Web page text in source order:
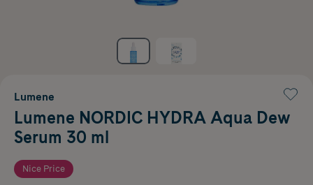
Lumene
Lumene NORDIC HYDRA Aqua Dew
Serum 30 ml
Nice Price